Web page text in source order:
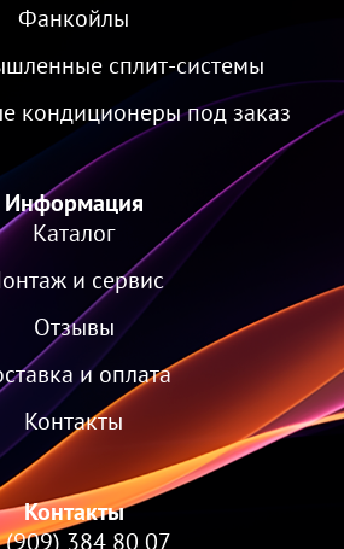
Фанкойлы
сплит-системы
кондиционеры под заказ
Информация
Каталог
и сервис
Отзывы
и оплата
Контакты
Контакты
(909) 384 80 07